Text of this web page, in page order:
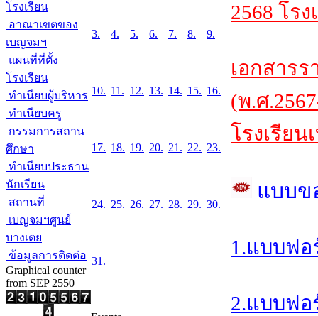
โรงเรียน
อาณาเขตของ
เบญจมฯ
แผนที่ที่ตั้ง
โรงเรียน
ทำเนียบผู้บริหาร
ทำเนียบครู
กรรมการสถาน
ศึกษา
ทำเนียบประธาน
นักเรียน
สถานที่
เบญจมฯศูนย์
บางเตย
ข้อมูลการติดต่อ
Graphical counter
from SEP 2550
3. 4. 5. 6. 7. 8. 9.
10. 11. 12. 13. 14. 15. 16.
17. 18. 19. 20. 21. 22. 23.
24. 25. 26. 27. 28. 29. 30.
31.
2568 โร
เอกสาร
(พ.ศ
โรงเรีย
แบบข
1.แบบฟ
2.แบบฟ